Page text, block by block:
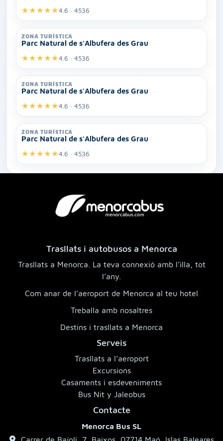
★★★★★4.6 · 4536
ZONA TURÍSTICA
Parc Natural de s'Albufera des Grau
★★★★★4.6 · 4536
ZONA TURÍSTICA
Parc Natural de s'Albufera des Grau
★★★★★4.6 · 4536
ZONA TURÍSTICA
Parc Natural de s'Albufera des Grau
★★★★★4.6 · 4536
Trasllats i autobusos a Menorca
Trasllats a Menorca. La teva connexió amb l’illa, tot
l’any.
Com anar de l’aeroport de Menorca al teu hotel
Treballa amb nosaltres
Destins i trasllats a Menorca
Serveis
Trasllats a l’aeroport
Excursions
Casaments i esdeveniments
Bus Nit y Jaleobus
Contacte
Menorca Bus SL